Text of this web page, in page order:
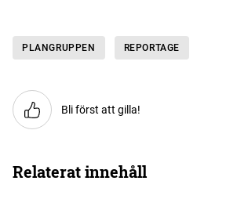
PLANGRUPPEN REPORTAGE
Bli först att gilla!
Relaterat innehåll